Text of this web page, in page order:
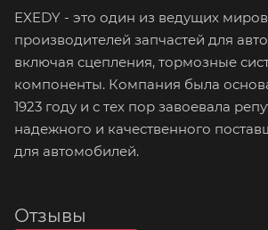
EXEDY - это один из ведущих
производителей запчастей для
включая сцепления, тормозные
компоненты. Компания была
1923 году и с тех пор завоевала
надежного и качественного
для автомобилей.
Отзывы